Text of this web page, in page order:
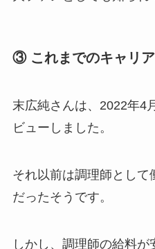
③ これまでのキャリ
末広純さんは、2022年4
ビューしました。
それ以前は調理師とし
だったそうです。
しかし、調理師の給料